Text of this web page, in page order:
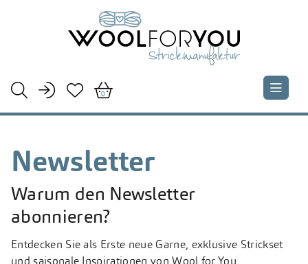
   0
 
Newsletter
Warum den Newsletter
abonnieren?
Entdecken Sie als Erste neue Garne, exklusive Strickset
und saisonale Inspirationen von Wool for You